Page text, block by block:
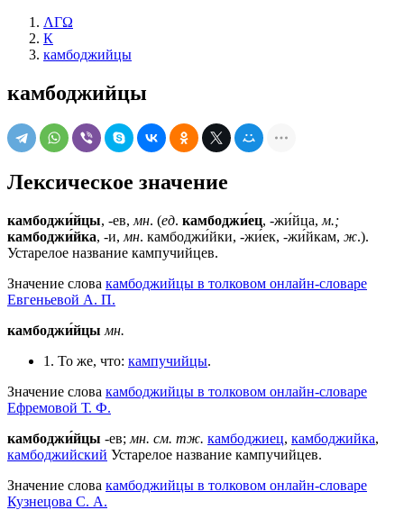
ΛΓΩ
К
камбоджийцы
камбоджийцы
Лексическое значение
камбоджи́йцы, -ев, мн. (ед. камбоджи́ец, -жи́йца, м.;
камбоджи́йка, -и, мн. камбоджи́йки, -жи́ек, -жи́йкам, ж.).
Устарелое название кампучийцев.
Значение слова камбоджийцы в толковом онлайн-словаре
Евгеньевой А. П.
камбоджи́йцы мн.
1. То же, что: кампучийцы.
Значение слова камбоджийцы в толковом онлайн-словаре
Ефремовой Т. Ф.
камбоджи́йцы -ев; мн. см. тж. камбоджиец, камбоджийка,
камбоджийский Устарелое название кампучийцев.
Значение слова камбоджийцы в толковом онлайн-словаре
Кузнецова С. А.